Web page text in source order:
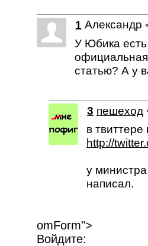
1 Александр
У Юбика есть
статью? А у
3 пешеход
в
http://
у
написал.
omForm">
Войдите: